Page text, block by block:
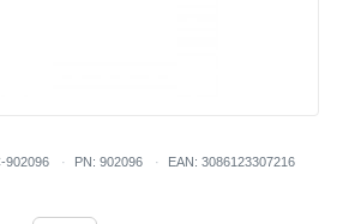
902096 PN: 902096 EAN: 3086123307216